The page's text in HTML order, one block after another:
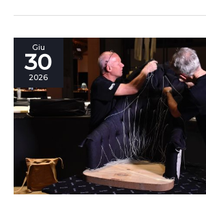
Giu
30
2026
mani
per
progetto?
Scopri
VANESSA4NEWCRAFT!